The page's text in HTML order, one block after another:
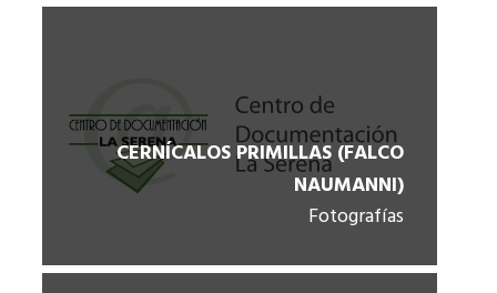
CERNÍCALOS PRIMILLAS (FALCO
NAUMANNI)
Fotografías